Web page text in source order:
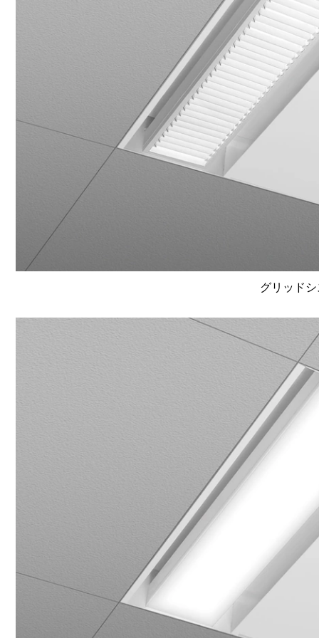
グリッド